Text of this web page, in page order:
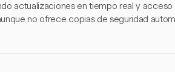
actualizaciones en tiempo real y acceso
no ofrece copias de seguridad